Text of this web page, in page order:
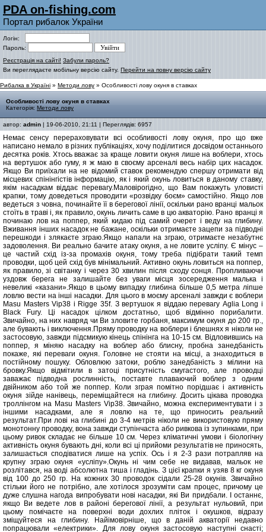
PDA on-fishing.com
Портал рибалок України
Логін:
Пароль:
Реєстрація на сайті! Забули пароль?
Ви переглядаєте мобільну версію сайту. Перейти на повну версію сайту
Рибалка в Україні » Методи лову » Особливості лову окуня в ставках
Особливості лову окуня в ставках
Категорія: Методи лову
автор: admin | 19-06-2010, 21:11 | Переглядів: 6957
Немає сенсу перераховувати всі особливості лову окуня, про що вже
написано немало в різних публікаціях, хочу поділитися досвідом останнього
десятка років. Хтось вважає за краще ловити окуня лише на воблери, хтось
на вертушок або гуму, я ж маю в своєму арсеналі весь набір цих насадок.
Якщо Ви приїхали на не відомий ставок рекомендую спершу отримати від
місцевих спінінгістів інформацію, як і який окунь ловиться в даному ставку,
якім насадкам віддає перевагу.Маловірогідно, що Вам покажуть уловисті
крапки, тому доведеться проводити «розвідку боєм» самостійно. Якщо лов
ведеться з човна, починайте її в берегової лінії, оскільки рано вранці мальок
стоїть в траві і, як правило, окунь личить саме в цю акваторію. Рано вранці я
починаю лов на поппер, який кидаю під самий очерет і веду на глибину.
Вживання інших насадок не бажане, оскільки отримаєте зацепи за підводні
перешкоди і злякаєте зграю.Якщо напали на зграю, отримаєте незабутнє
задоволення. Ви реально бачите атаку окуня, а не ловите усліпу. Є мінус –
це частий схід із-за промахів окуня, тому треба підібрати такий темп
проводки, щоб цей схід був мінімальний. Активно окунь ловиться на поппер,
як правило, зі світанку і через 30 хвилин після сходу сонця. Пропливаючи
уздовж берега не залишайте без уваги місця зосередження малька і
невеликі «казани».Якщо в цьому випадку глибина більше 0,5 метра ліпше
ловлю вести на інші насадки. Для цього в моєму арсеналі завжди є воблери
Masu Masters Vip38 і Rigge 35f. З вертушок я віддаю перевагу Aglia Long і
Black Fury. Ці насадок цілком достатньо, щоб відмінно порибалити.
Звичайно, на них навряд чи Ви зловите горбаня, максимум окуня до 200 гр.,
але бувають і виключення.Пряму проводку на воблери і блешнях я ніколи не
застосовую, завжди підсмикую кінець спінінга на 10-15 см. Відловившись на
поппер, я міняю насадку на воблер або блисну, пробна занедбаність
покаже, які переваги окуня. Головне не стояти на місці, а знаходиться в
постійному пошуку. Обловлюю затоки, роблю занедбаність з мілини на
бровку.Якщо відмітили в затоці присутність смугастого, але проводці
заважає підводна рослинність, поставте плаваючий воблер з одним
двійником або той же поппер. Коли зграя помітно порідшає і активність
окуня зійде нанівець, переміщайтеся на глибину. Досить цікава проводка
троллінгом на Masu Masters Vip38. Звичайно, можна експериментувати і з
іншими насадками, але я ловлю на те, що приносить реальний
результат.При лові на глибині до 3-4 метрів ніколи не використовую пряму
монотонну проводку, вона завжди ступінчаста або ривкова із зупинками, при
цьому ривок складає не більше 10 см. Через кліматичні умови і біологічну
активність окуня бувають дні, коли всі ці прийоми результатів не приносять,
залишається сподіватися лише на успіх. Ось і я 2-3 рази потрапляв на
крупну зграю окуня «усліпу».Окунь ні чим себе не видавав, мальок не
розлітався, на воді абсолютна тиша і гладінь. З цієї крапки я узяв 8 кг окуня
від 100 до 250 гр. На кожних 30 проводок сідали 25-28 окунів. Звичайно
стільки його не потрібно, але хотілося зрозуміти сам процес, причому це
дуже слушна нагода випробувати нові насадки, які Ви придбали. І останнє,
якщо Ви ведете лов в районі берегової лінії, а результат нульовий, при
цьому помічаєте на поверхні води дохлих пліток і окушков, відразу
зміщуйтеся на глибину. Найімовірніше, що в даній акваторії недавно
попрацювали «електрики». Для лову окуня застосовую наступні снасті;